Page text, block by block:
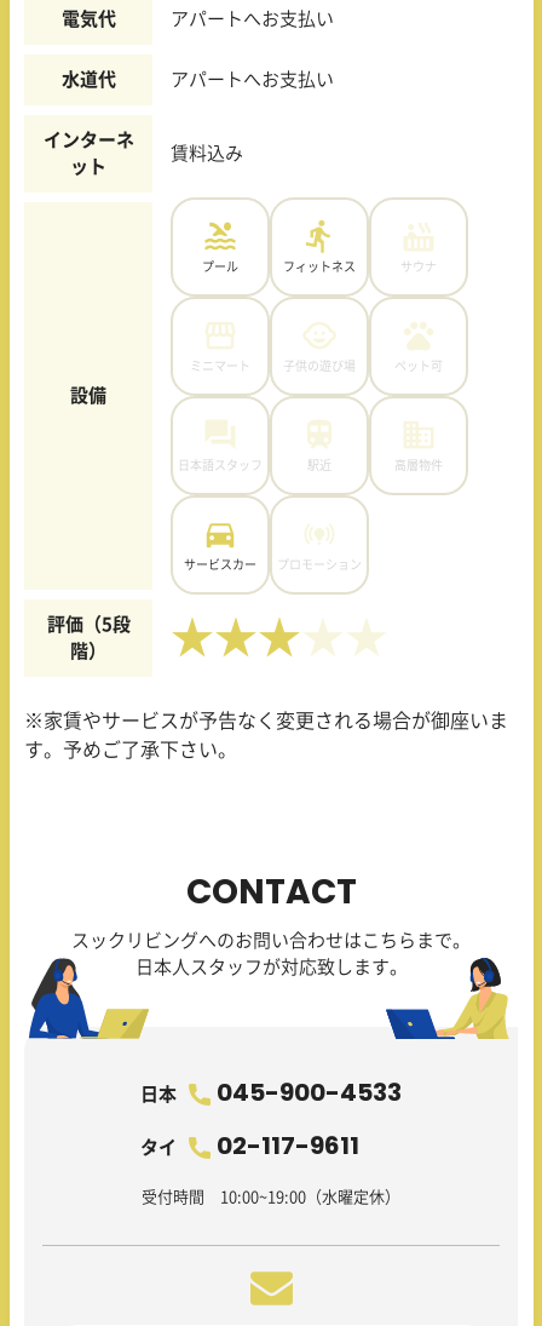
電気代 アパートへお支払い
水道代 アパートへお支払い
インターネ
ット
賃料込み
設備
プール フィットネス サウナ
ミニマート 子供の遊び場 ペット可
日本語スタッフ 駅近 高層物件
サービスカー プロモーション
評価（5段
階）
★★★
※家賃やサービスが予告なく変更される場合が御座いま
す。予めご了承下さい。
CONTACT
スックリビングへのお問い合わせはこちらまで。
日本人スタッフが対応致します。
日本 045-900-4533
タイ 02-117-9611
受付時間 10:00~19:00（水曜定休）